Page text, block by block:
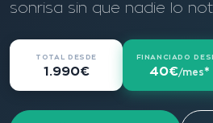
sonrisa sin que nadie lo
TOTAL DESDE
1.990€
FINANCIADO
40€/mes*